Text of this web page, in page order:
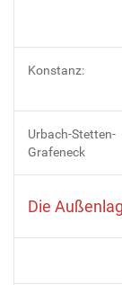
Konstanz:
Urbach-Stetten-
Grafeneck
Die